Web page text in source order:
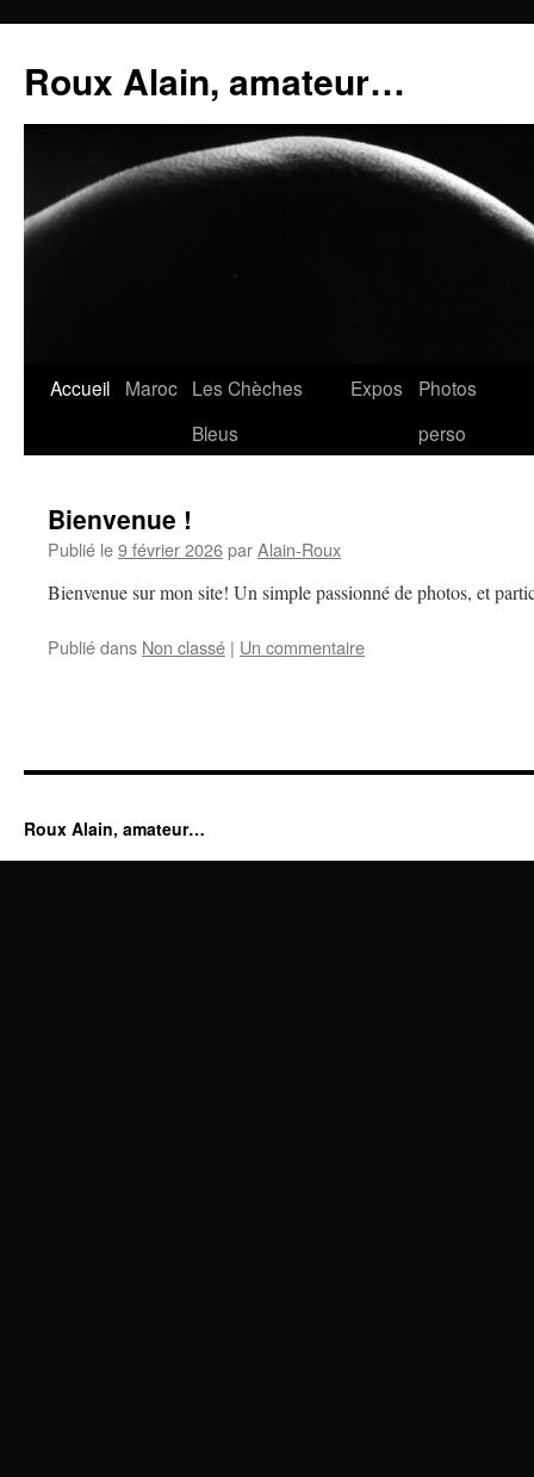
contenu
Roux Alain, amateur…
Accueil Maroc Les Chèches
Bleus
Expos
Photos
perso
Bienvenue !
Publié le9 février 2026parAlain-Roux
Bienvenue sur mon site! Un simple passionné de photos, et
Publié dans Non classé | Un commentaire
Roux Alain, amateur…